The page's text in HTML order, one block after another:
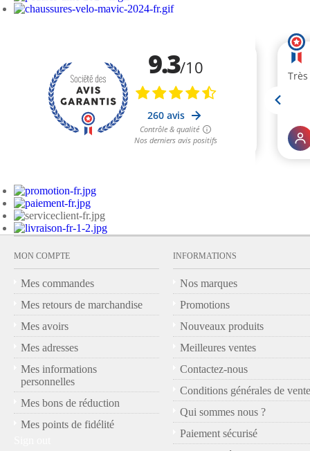
MON COMPTE
Mes commandes
Mes retours de marchandise
Mes avoirs
Mes adresses
Mes informations
personnelles
Mes bons de réduction
Mes points de fidélité
INFORMATIONS
Nos marques
Promotions
Nouveaux produits
Meilleures ventes
Contactez-nous
Conditions générales de vente
Qui sommes nous ?
Paiement sécurisé